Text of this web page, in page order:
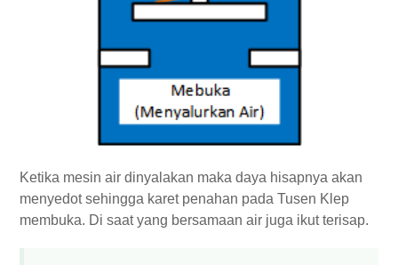
Ketika mesin air dinyalakan maka daya hisapnya akan
menyedot sehingga karet penahan pada Tusen Klep
membuka. Di saat yang bersamaan air juga ikut terisap.